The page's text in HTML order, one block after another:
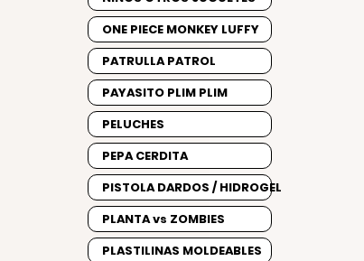
ONE PIECE MONKEY LUFFY
PATRULLA PATROL
PAYASITO PLIM PLIM
PELUCHES
PEPA CERDITA
PISTOLA DARDOS / HIDROGEL
PLANTA vs ZOMBIES
PLASTILINAS MOLDEABLES